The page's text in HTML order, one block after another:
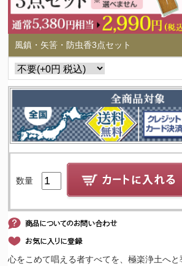
風鎮・矢筈・防虫香3点セット
数量
心をこめて唱える者すべてを、極楽浄土へ